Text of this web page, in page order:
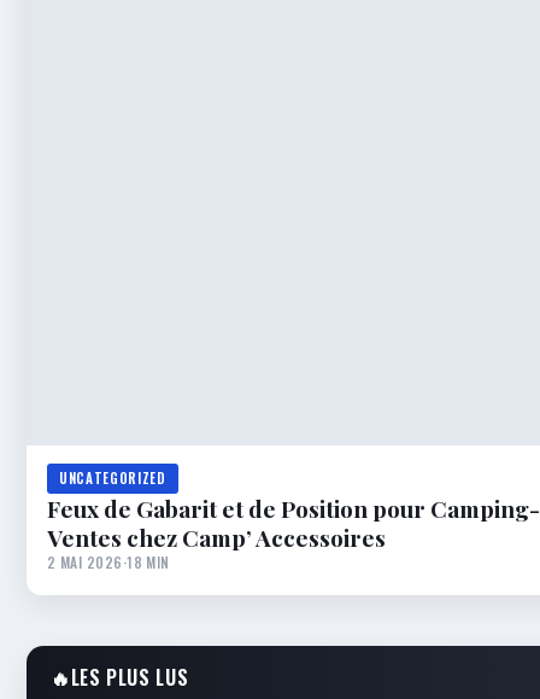
UNCATEGORIZED
Feux de Gabarit et de Position pour
Ventes chez Camp’ Accessoires
2 MAI 2026·18 MIN
🔥LES PLUS LUS